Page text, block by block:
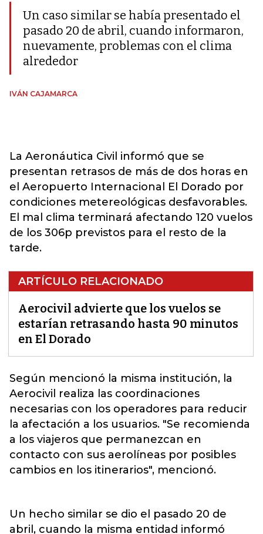
Un caso similar se había presentado el
pasado 20 de abril, cuando informaron,
nuevamente, problemas con el clima
alrededor
IVÁN CAJAMARCA
La Aeronáutica Civil informó que se
presentan retrasos de más de dos horas en
el Aeropuerto Internacional El Dorado por
condiciones metereológicas desfavorables.
El mal clima terminará afectando 120 vuelos
de los 306p previstos para el resto de la
tarde.
ARTÍCULO RELACIONADO
Aerocivil advierte que los vuelos se
estarían retrasando hasta 90 minutos
en El Dorado
Según mencionó la misma institución, la
Aerocivil realiza las coordinaciones
necesarias con los operadores para reducir
la afectación a los usuarios. "Se recomienda
a los viajeros que permanezcan en
contacto con sus aerolíneas por posibles
cambios en los itinerarios", mencionó.
Un hecho similar se dio el pasado 20 de
abril, cuando la misma entidad informó